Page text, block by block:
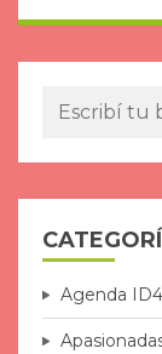
Agenda